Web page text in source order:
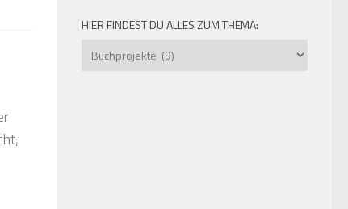
HIER FINDEST DU ALLES ZUM THEMA:
Hier
findest